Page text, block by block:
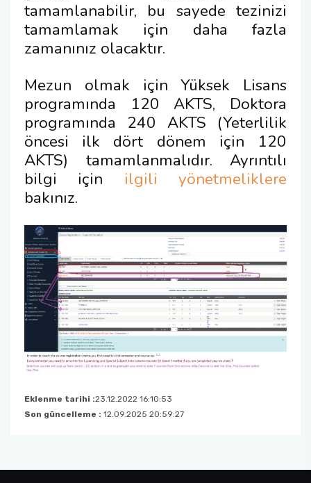
tamamlanabilir, bu sayede tezinizi
tamamlamak için daha fazla
zamanınız olacaktır.
Mezun olmak için Yüksek Lisans
programında 120 AKTS, Doktora
programında 240 AKTS (Yeterlilik
öncesi ilk dört dönem için 120
AKTS) tamamlanmalıdır. Ayrıntılı
bilgi için ilgili yönetmeliklere
bakınız.
Eklenme tarihi :23.12.2022 16:10:53
Son güncelleme : 12.09.2025 20:59:27